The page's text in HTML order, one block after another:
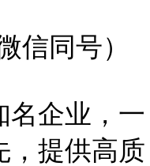
信同号）
名企业，一
，提供高质